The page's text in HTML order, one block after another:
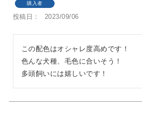
購入者
投稿日 2023/09/06
この配色はオシャレ度高めです！
色んな犬種、毛色に合いそう！
多頭飼いには嬉しいです！